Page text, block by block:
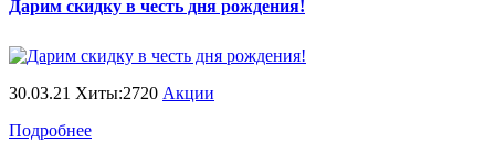
Дарим скидку в честь дня рождения!
30.03.21 Хиты:2720 Акции
Подробнее